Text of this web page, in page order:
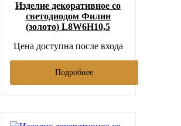
Изделие декоративное со
светодиодом Филин
(золото) L8W6H10,5
Цена доступна после входа
Подробнее